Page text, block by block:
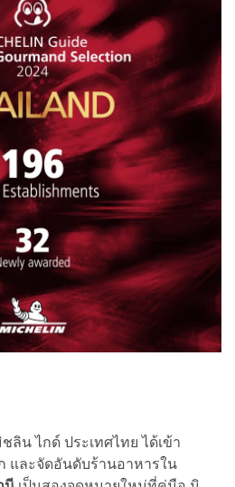
น ไกด์ ประเทศไทย ได้เข้า
และจัดอันดับร้านอาหารใน